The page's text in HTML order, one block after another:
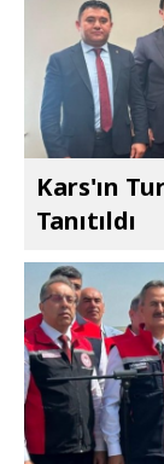
Kars'ın
Tanıtıldı